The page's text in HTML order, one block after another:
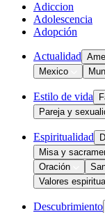
Adiccion
Adolescencia
Adopción
Actualidad
Mexico
Estilo de vida
Pareja y
Espiritualidad
Misa y
Oración
Valores
Descubrimiento